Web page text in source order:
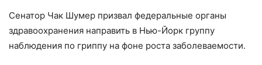
Сенатор Чак Шумер призвал федеральные органы
здравоохранения направить в Нью-Йорк группу
наблюдения по гриппу на фоне роста заболеваемости.